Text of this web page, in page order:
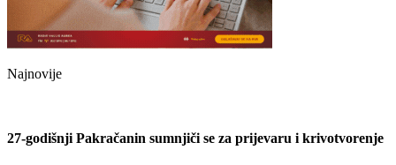
Najnovije
27-godišnji Pakračanin sumnjiči se za prijevaru i krivotvorenje